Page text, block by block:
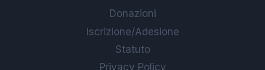
Donazioni
Iscrizione/Adesione
Statuto
Privacy Policy